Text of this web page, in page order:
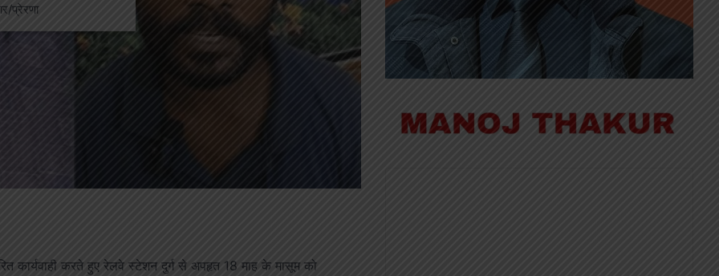
प्रेरणा
कार्यवाही करते हुए रेलवे स्टेशन दुर्ग से अपहृत 18 माह के मासूम को